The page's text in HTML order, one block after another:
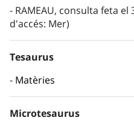
RAMEAU, consulta feta
d'accés: Mer)
Tesaurus
Matèries
Microtesaurus